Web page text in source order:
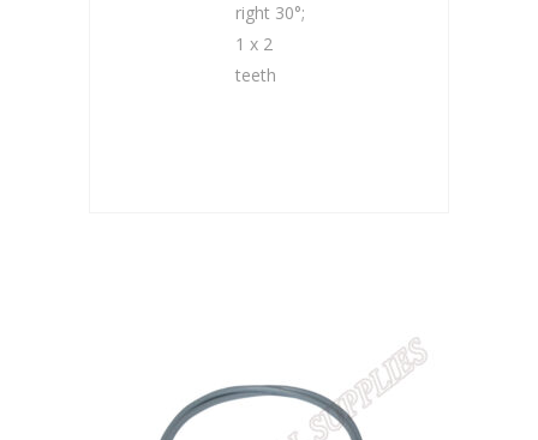
right 30°;
1 x 2
teeth